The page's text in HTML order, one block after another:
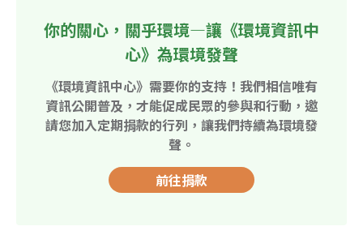
你的關心，關乎環境—讓《環境資訊中
心》為環境發聲
《環境資訊中心》需要你的支持！我們相信唯有
資訊公開普及，才能促成民眾的參與和行動，邀
請您加入定期捐款的行列，讓我們持續為環境發
聲。
前往捐款